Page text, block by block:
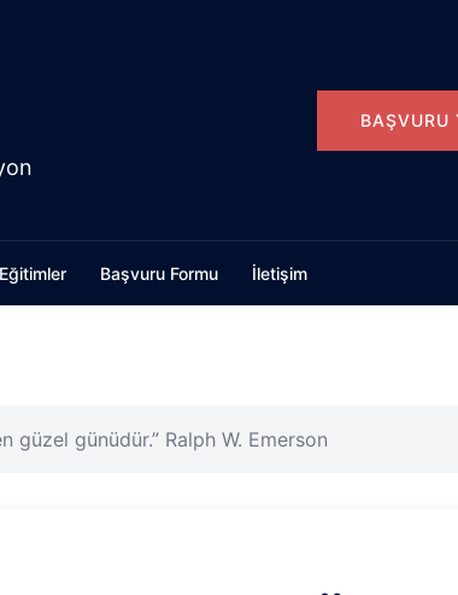
BAŞVURU
Eğitimler Başvuru Formu İletişim
güzel günüdür.” Ralph W. Emerson